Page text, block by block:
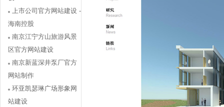
上市公司官方网站建设 -
海南控股
南京江宁方山旅游风景
区官方网站建设
南京新蓝深井泵厂官方
网站制作
环亚凯瑟琳广场形象网
站建设